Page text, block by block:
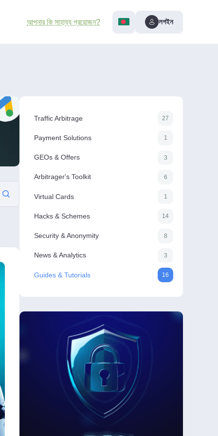
আপনার কি সাহায্য প্রয়োজন? লগইন
Traffic Arbitrage 27
Payment Solutions 1
GEOs & Offers 3
Arbitrager's Toolkit 6
Virtual Cards 1
Hacks & Schemes 14
Security & Anonymity 8
News & Analytics 3
Guides & Tutorials 16